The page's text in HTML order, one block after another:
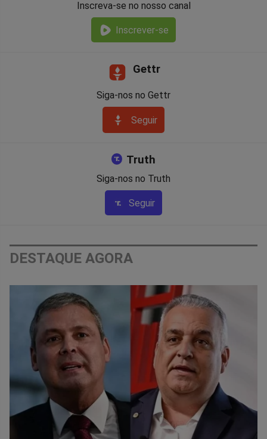
Inscreva-se no nosso canal
Inscrever-se
Gettr
Siga-nos no Gettr
Seguir
Truth
Siga-nos no Truth
Seguir
DESTAQUE AGORA